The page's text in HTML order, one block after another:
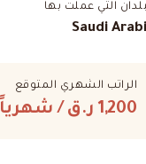
التي عملت بها
Saudi
الراتب الشهري المتوقع
1,200 ر.ق / شهرياً